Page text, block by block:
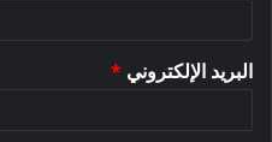
البريد الإلكتروني *